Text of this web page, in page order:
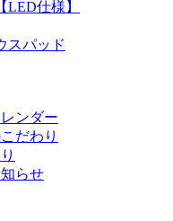
LED仕様】
スパッド
ンダー
だわり
らせ